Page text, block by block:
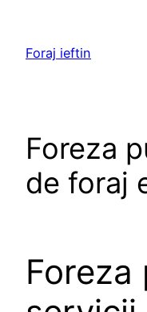
content
Foraj ieftin
Foreza
de foraj
Foreza